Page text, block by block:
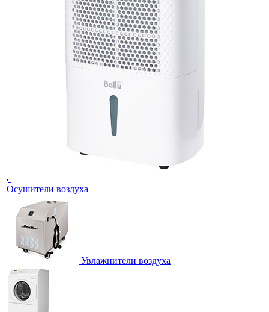
Осушители воздуха
Увлажнители воздуха